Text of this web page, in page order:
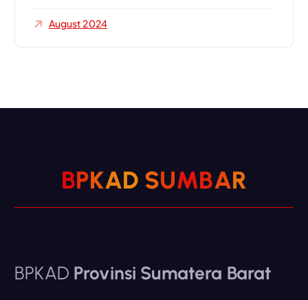
August 2024
BPKAD SUMBAR
BPKAD Provinsi Sumatera Barat